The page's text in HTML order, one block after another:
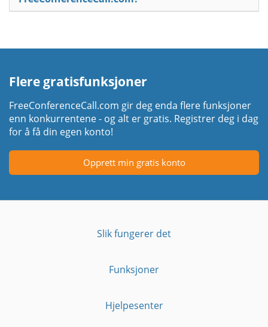
Flere gratisfunksjoner
FreeConferenceCall.com gir deg enda flere funksjoner
enn konkurrentene - og alt er gratis. Registrer deg i dag
for å få din egen konto!
Opprett min gratis konto
Slik fungerer det
Funksjoner
Hjelpesenter